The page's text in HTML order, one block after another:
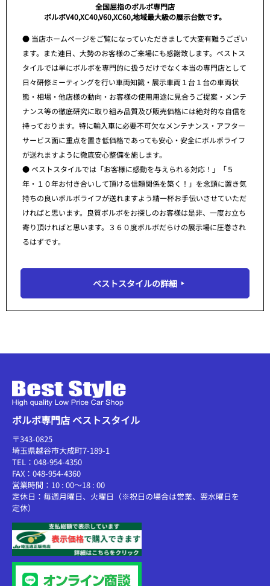
全国屈指のボルボ専門店
ボルボV40,XC40,V60,XC60,地域最大級の展示台数です。
● 当店ホームページをご覧になっていただきまして大変有難うござい
ます。また連日、大勢のお客様のご来場にも感謝致します。ベストス
タイルでは単にボルボを専門的に扱うだけでなく本当の専門店として
日々研修ミーティングを行い車両知識・展示車両１台１台の車両状
態・相場・他店様の動向・お客様の使用用途に見合うご提案・メンテ
ナンス等の徹底研究に取り組み品質及び販売価格には絶対的な自信を
持っております。特に輸入車に必要不可欠なメンテナンス・アフター
サービス面に重点を置き低価格であっても安心・安全にボルボライフ
が送れますように徹底安心整備を施します。
● ベストスタイルでは「お客様に感動を与えられる対応！」「５
年・１０年お付き合いして頂ける信頼関係を築く！」を念頭に置き気
持ちの良いボルボライフが送れますよう精一杯お手伝いさせていただ
ければと思います。良質ボルボをお探しのお客様は是非、一度お立ち
寄り頂ければと思います。３６０度ボルボだらけの展示場に圧巻され
るはずです。
ベストスタイルの詳細
ボルボ専門店 ベストスタイル
〒343-0825
埼玉県越谷市大成町7-189-1
TEL：048-954-4350
FAX：048-954-4360
営業時間：10 : 00～18 : 00
定休日：毎週月曜日、火曜日（※祝日の場合は営業、翌水曜日を
定休）